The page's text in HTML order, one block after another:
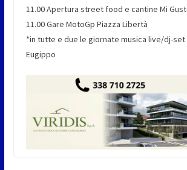
11.00 Apertura street food e cantine Mi
11.00 Gare MotoGp Piazza Libertà
*in tutte e due le giornate musica live/dj-set
Eugippo